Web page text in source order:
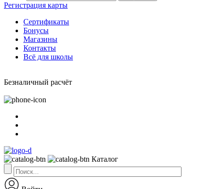
Регистрация карты
Сертификаты
Бонусы
Магазины
Контакты
Всё для школы
Безналичный расчёт
Каталог